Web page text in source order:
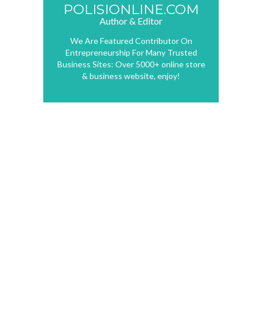
POLISIONLINE.COM
Author & Editor
We Are Featured Contributor On
Entrepreneurship For Many Trusted
Business Sites: Over 5000+ online store
& business website, enjoy!